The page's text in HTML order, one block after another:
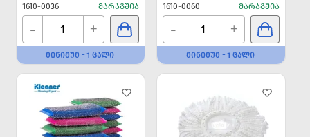
1610-0036 ᲛᲐᲠᲐᲒᲨᲘᲐ
- +
ᲛᲘᲜᲘᲛᲣᲛ - 1 ᲪᲐᲚᲘ
1610-0060 ᲛᲐᲠᲐᲒᲨᲘᲐ
- +
ᲛᲘᲜᲘᲛᲣᲛ - 1 ᲪᲐᲚᲘ